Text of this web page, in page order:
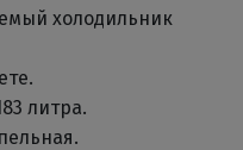
холодильник
литра.